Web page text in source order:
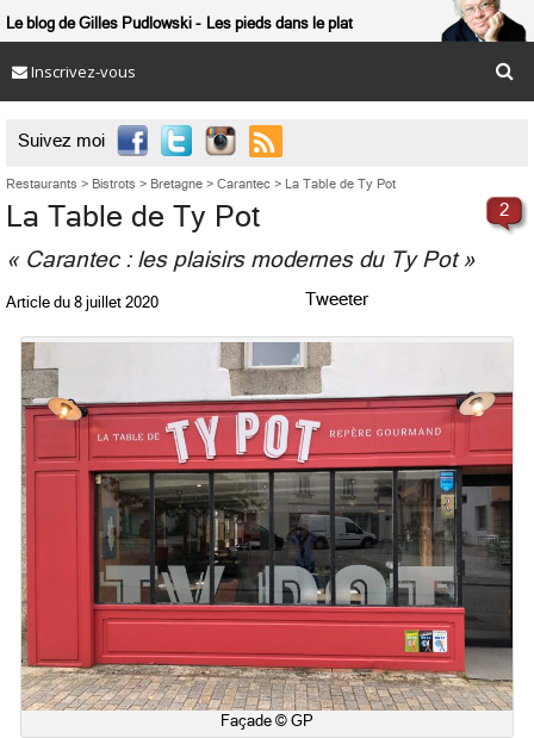
Le blog de Gilles Pudlowski Les pieds dans le plat
Inscrivez-vous
Suivez moi 
Restaurants > Bistrots > Bretagne > Carantec > La Table de Ty Pot
2
La Table de Ty Pot
« Carantec : les plaisirs modernes du Ty Pot »
Article du 8 juillet 2020 Tweeter
Façade © GP